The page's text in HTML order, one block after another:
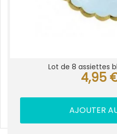
Lot de 8 assiettes
4,95
AJOUTER